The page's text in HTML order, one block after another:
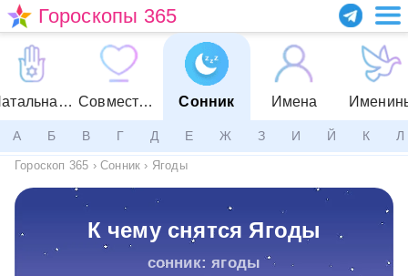
Гороскопы 365
Натальная карта Совместимость Сонник Имена
А Б В Г Д Е Ж З И Й К Л
Гороскоп 365 › Сонник › Ягоды
К чему снятся Ягоды
сонник: ягоды